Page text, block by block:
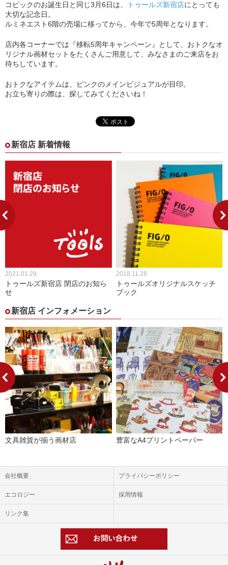
コピックのお誕生日と同じ3月6日は、 トゥールズ新宿店にとっても
大切な記念日。
ルミネエスト6階の売場に移ってから、今年で5周年となります。
店内各コーナーでは『移転5周年キャンペーン』として、おトクなオ
リジナル画材セットをたくさんご用意して、みなさまのご来店をお
待ちしています。
おトクなアイテムは、ピンクのメインビジュアルが目印。
お立ち寄りの際は、探してみてくださいね！
新宿店 新着情報
2021.01.29
トゥールズ新宿店 閉店のお知ら
せ
2018.11.28
トゥールズオリジナルスケッチ
ブック
新宿店 インフォメーション
文具雑貨が揃う画材店 豊富なA4プリントペーパー
会社概要 プライバシーポリシー
エコロジー 採用情報
リンク集